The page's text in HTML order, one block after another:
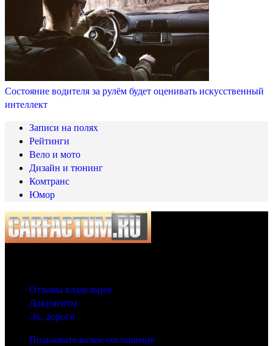
Состояние водителя за рулём будет оценивать искусственный
интеллект
Записи на полях
Рейтинги
Вело и мото
Дизайн и тюнинг
Комтранс
Юмор
Отзывы владельцев
Документы
Эх, дороги
Пользовательское соглашение